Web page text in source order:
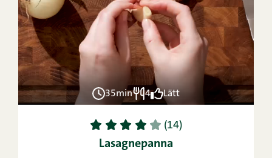
35min 4 Lätt
1 2 3 4 5 (14)
Lasagnepanna